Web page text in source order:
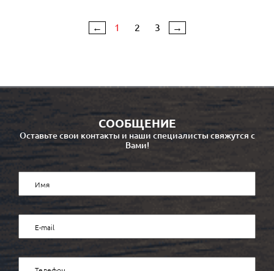
← 1 2 3 →
СООБЩЕНИЕ
Оставьте свои контакты и наши специалисты свяжутся с
Вами!